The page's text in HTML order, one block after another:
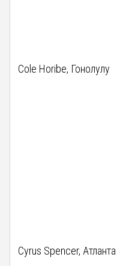
Cole Horibe, Гонолулу
Cyrus Spencer, Атланта